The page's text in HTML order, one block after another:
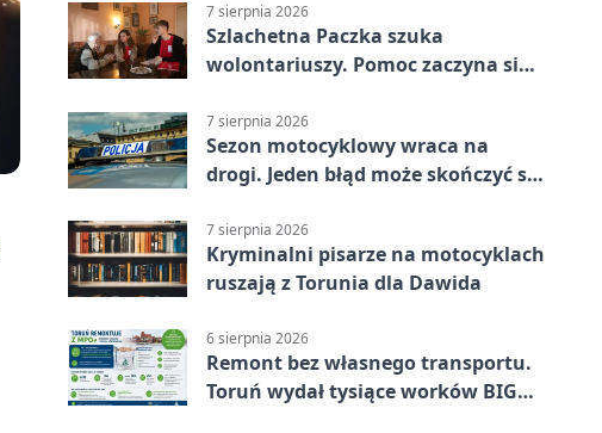
7 sierpnia 2026
Szlachetna Paczka szuka
wolontariuszy. Pomoc zaczyna się
7 sierpnia 2026
Sezon motocyklowy wraca na
drogi. Jeden błąd może skończyć się
7 sierpnia 2026
Kryminalni pisarze na motocyklach
ruszają z Torunia dla Dawida
6 sierpnia 2026
Remont bez własnego transportu.
Toruń wydał tysiące worków BIG